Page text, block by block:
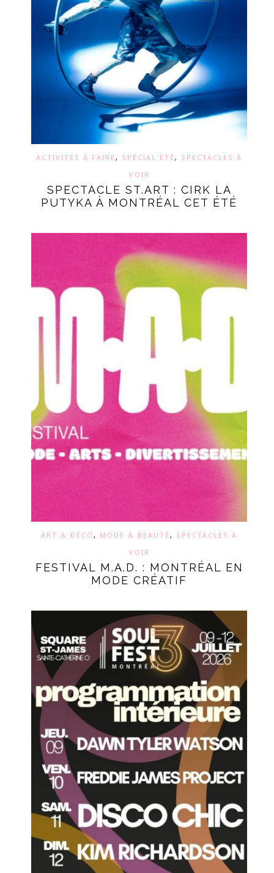
ACTIVITÉS À FAIRE, SPÉCIAL ÉTÉ, SPECTACLES À
VOIR
SPECTACLE ST.ART : CIRK LA
PUTYKA À MONTRÉAL CET ÉTÉ
ART & DÉCO, MODE & BEAUTÉ, SPECTACLES À
VOIR
FESTIVAL M.A.D. : MONTRÉAL EN
MODE CRÉATIF